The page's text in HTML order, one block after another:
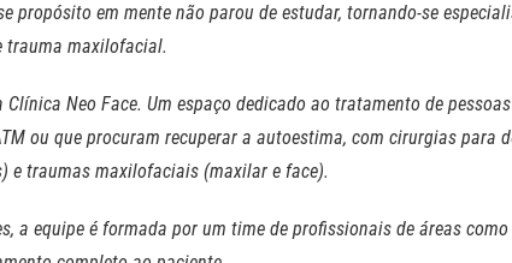
propósito em mente não parou de estudar, tornando-se
trauma maxilofacial.
Clínica Neo Face. Um espaço dedicado ao tratamento de
ou que procuram recuperar a autoestima, com cirurgias para
e traumas maxilofaciais (maxilar e face).
a equipe é formada por um time de profissionais de áreas